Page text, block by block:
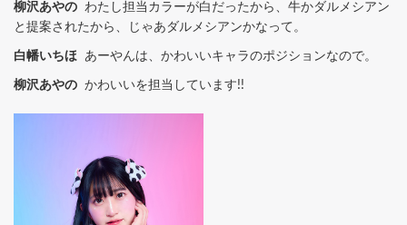
柳沢あやの わたし担当カラーが白だったから、牛かダルメシアン
と提案されたから、じゃあダルメシアンかなって。
白幡いちほ あーやんは、かわいいキャラのポジションなので。
柳沢あやの かわいいを担当しています!!